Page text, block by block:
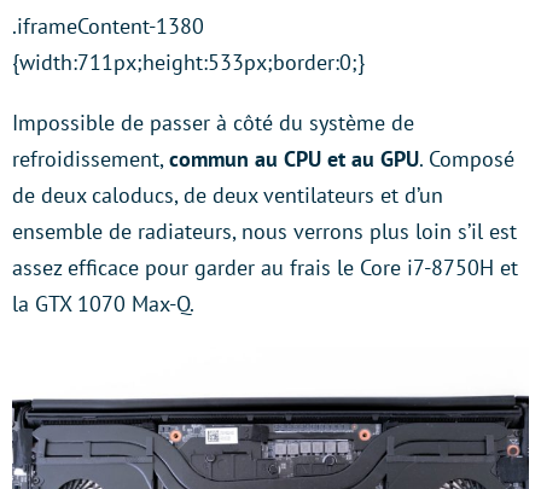
.iframeContent-1380
{width:711px;height:533px;border:0;}
Impossible de passer à côté du système de
refroidissement,commun au CPU et au GPU. Composé
de deux caloducs, de deux ventilateurs et d’un
ensemble de radiateurs, nous verrons plus loin s’il est
assez efficace pour garder au frais le Core i7-8750H et
la GTX 1070 Max-Q.